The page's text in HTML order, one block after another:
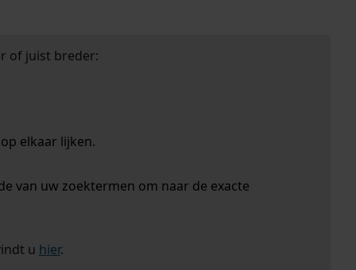
of juist breder:
elkaar lijken.
van uw zoektermen om naar de exacte
u hier.